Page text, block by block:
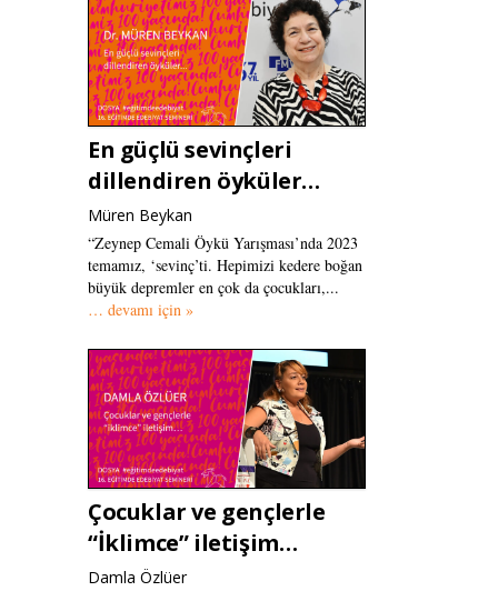
En güçlü sevinçleri
dillendiren öyküler…
Müren Beykan
“Zeynep Cemali Öykü Yarışması’nda 2023
temamız, ‘sevinç’ti. Hepimizi kedere boğan
büyük depremler en çok da çocukları,...
… devamı için »
Çocuklar ve gençlerle
“İklimce” iletişim…
Damla Özlüer